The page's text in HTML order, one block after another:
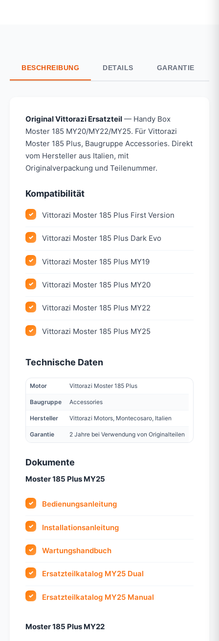
BESCHREIBUNG DETAILS GARANTIE
Original Vittorazi Ersatzteil — Handy Box
Moster 185 MY20/MY22/MY25. Für Vittorazi
Moster 185 Plus, Baugruppe Accessories. Direkt
vom Hersteller aus Italien, mit
Originalverpackung und Teilenummer.
Kompatibilität
Vittorazi Moster 185 Plus First Version
Vittorazi Moster 185 Plus Dark Evo
Vittorazi Moster 185 Plus MY19
Vittorazi Moster 185 Plus MY20
Vittorazi Moster 185 Plus MY22
Vittorazi Moster 185 Plus MY25
Technische Daten
Motor Vittorazi Moster 185 Plus
Baugruppe Accessories
Hersteller Vittorazi Motors, Montecosaro, Italien
Garantie 2 Jahre bei Verwendung von Originalteilen
Dokumente
Moster 185 Plus MY25
Bedienungsanleitung
Installationsanleitung
Wartungshandbuch
Ersatzteilkatalog MY25 Dual
Ersatzteilkatalog MY25 Manual
Moster 185 Plus MY22